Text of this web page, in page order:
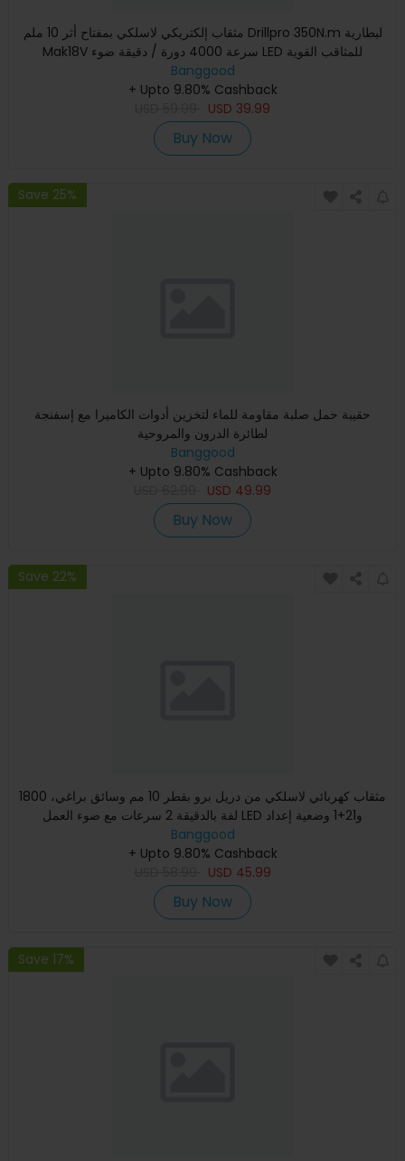
مثقاب إلكتريكي لاسلكي بمفتاح أثر 10 ملم Drillpro 350N.m لبطارية
Mak18V سرعة 4000 دورة / دقيقة ضوء LED للمثاقب القوية
Banggood
+ Upto 9.80% Cashback
USD 39.99
Buy Now
Save 25%
حقيبة حمل صلبة مقاومة للماء لتخزين أدوات الكاميرا مع إسفنجة
لطائرة الدرون والمروحية
Banggood
+ Upto 9.80% Cashback
USD 49.99
Buy Now
Save 22%
مثقاب كهربائي لاسلكي من دريل برو بقطر 10 مم وسائق براغي، 1800
لفة بالدقيقة 2 سرعات مع ضوء العمل LED و21+1 وضعية إعداد
Banggood
+ Upto 9.80% Cashback
USD 45.99
Buy Now
Save 17%